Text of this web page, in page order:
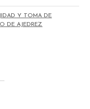
Y TOMA DE
DE AJEDREZ